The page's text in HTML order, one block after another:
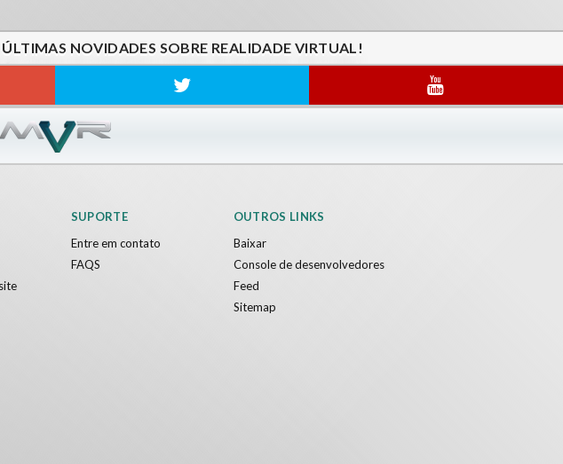
NOVIDADES SOBRE REALIDADE VIRTUAL!
SUPORTE
Entre em contato
FAQS
OUTROS LINKS
Baixar
Console de desenvolvedores
Feed
Sitemap